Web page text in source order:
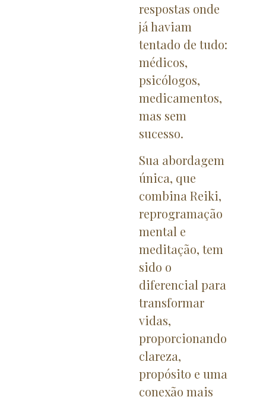
respostas onde
já haviam
tentado de tudo:
médicos,
psicólogos,
medicamentos,
mas sem
sucesso.
Sua abordagem
única, que
combina Reiki,
reprogramação
mental e
meditação, tem
sido o
diferencial para
transformar
vidas,
proporcionando
clareza,
propósito e uma
conexão mais